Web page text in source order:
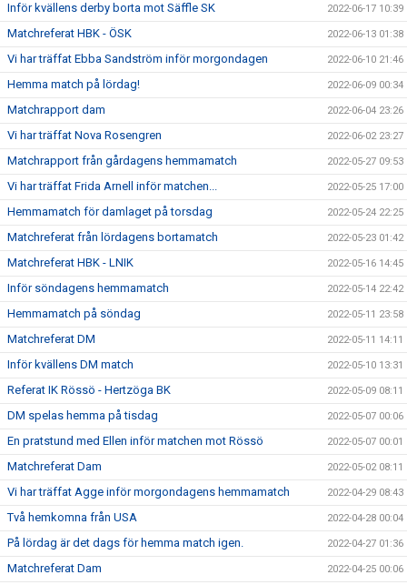
Inför kvällens derby borta mot Säffle SK 2022-06-17 10:39
Matchreferat HBK - ÖSK 2022-06-13 01:38
Vi har träffat Ebba Sandström inför morgondagen 2022-06-10 21:46
Hemma match på lördag! 2022-06-09 00:34
Matchrapport dam 2022-06-04 23:26
Vi har träffat Nova Rosengren 2022-06-02 23:27
Matchrapport från gårdagens hemmamatch 2022-05-27 09:53
Vi har träffat Frida Arnell inför matchen... 2022-05-25 17:00
Hemmamatch för damlaget på torsdag 2022-05-24 22:25
Matchreferat från lördagens bortamatch 2022-05-23 01:42
Matchreferat HBK - LNIK 2022-05-16 14:45
Inför söndagens hemmamatch 2022-05-14 22:42
Hemmamatch på söndag 2022-05-11 23:58
Matchreferat DM 2022-05-11 14:11
Inför kvällens DM match 2022-05-10 13:31
Referat IK Rössö - Hertzöga BK 2022-05-09 08:11
DM spelas hemma på tisdag 2022-05-07 00:06
En pratstund med Ellen inför matchen mot Rössö 2022-05-07 00:01
Matchreferat Dam 2022-05-02 08:11
Vi har träffat Agge inför morgondagens hemmamatch 2022-04-29 08:43
Två hemkomna från USA 2022-04-28 00:04
På lördag är det dags för hemma match igen. 2022-04-27 01:36
Matchreferat Dam 2022-04-25 00:06